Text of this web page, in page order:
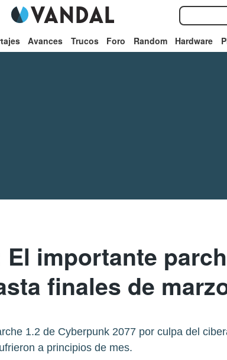
Avances Trucos Foro Random Hardware
importante
finales de
1.2 de Cyberpunk 2077 por culpa del
a principios de mes.